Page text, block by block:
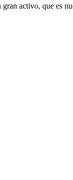
activo, que es